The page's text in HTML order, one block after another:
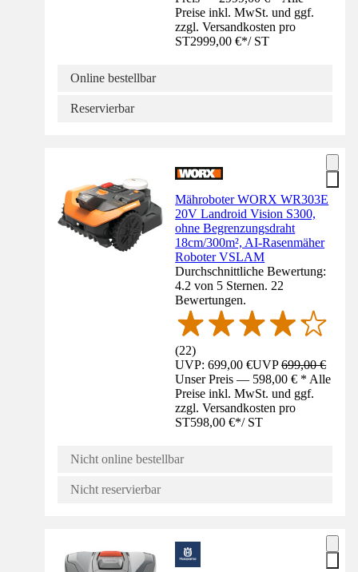
Preise inkl. MwSt. und ggf.
zzgl. Versandkosten pro
ST2999,00 €*/ ST
Online bestellbar
Reservierbar
Mähroboter WORX WR303E
20V Landroid Vision S300,
ohne Begrenzungsdraht
18cm/300m², AI-Rasenmäher
Roboter VSLAM
Durchschnittliche Bewertung:
4.2 von 5 Sternen. 22
Bewertungen.
(22)
UVP: 699,00 €UVP699,00 €
Unser Preis — 598,00 € * Alle
Preise inkl. MwSt. und ggf.
zzgl. Versandkosten pro
ST598,00 €*/ ST
Nicht online bestellbar
Nicht reservierbar